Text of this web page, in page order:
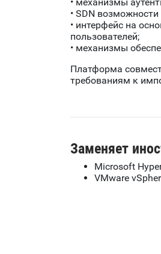
• SDN
• интерфейс на
пользователей;
• механизмы
Платформа
требованиям к
Заменяет
Microsoft
VMware